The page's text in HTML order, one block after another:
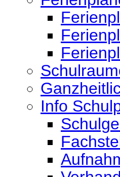
Info